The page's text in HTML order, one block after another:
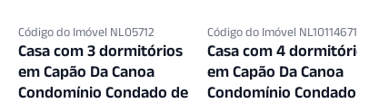
Código do Imóvel NL05712
Casa com 3 dormitórios
em Capão Da Canoa
Condomínio Condado de
Código do Imóvel NL10114671
Casa com 4 dormitórios
em Capão Da Canoa
Condomínio Condado de